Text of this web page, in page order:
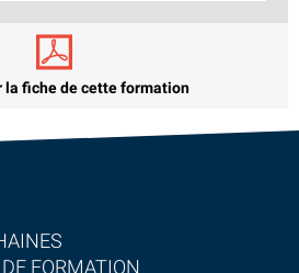
la fiche de cette formation
FORMATION